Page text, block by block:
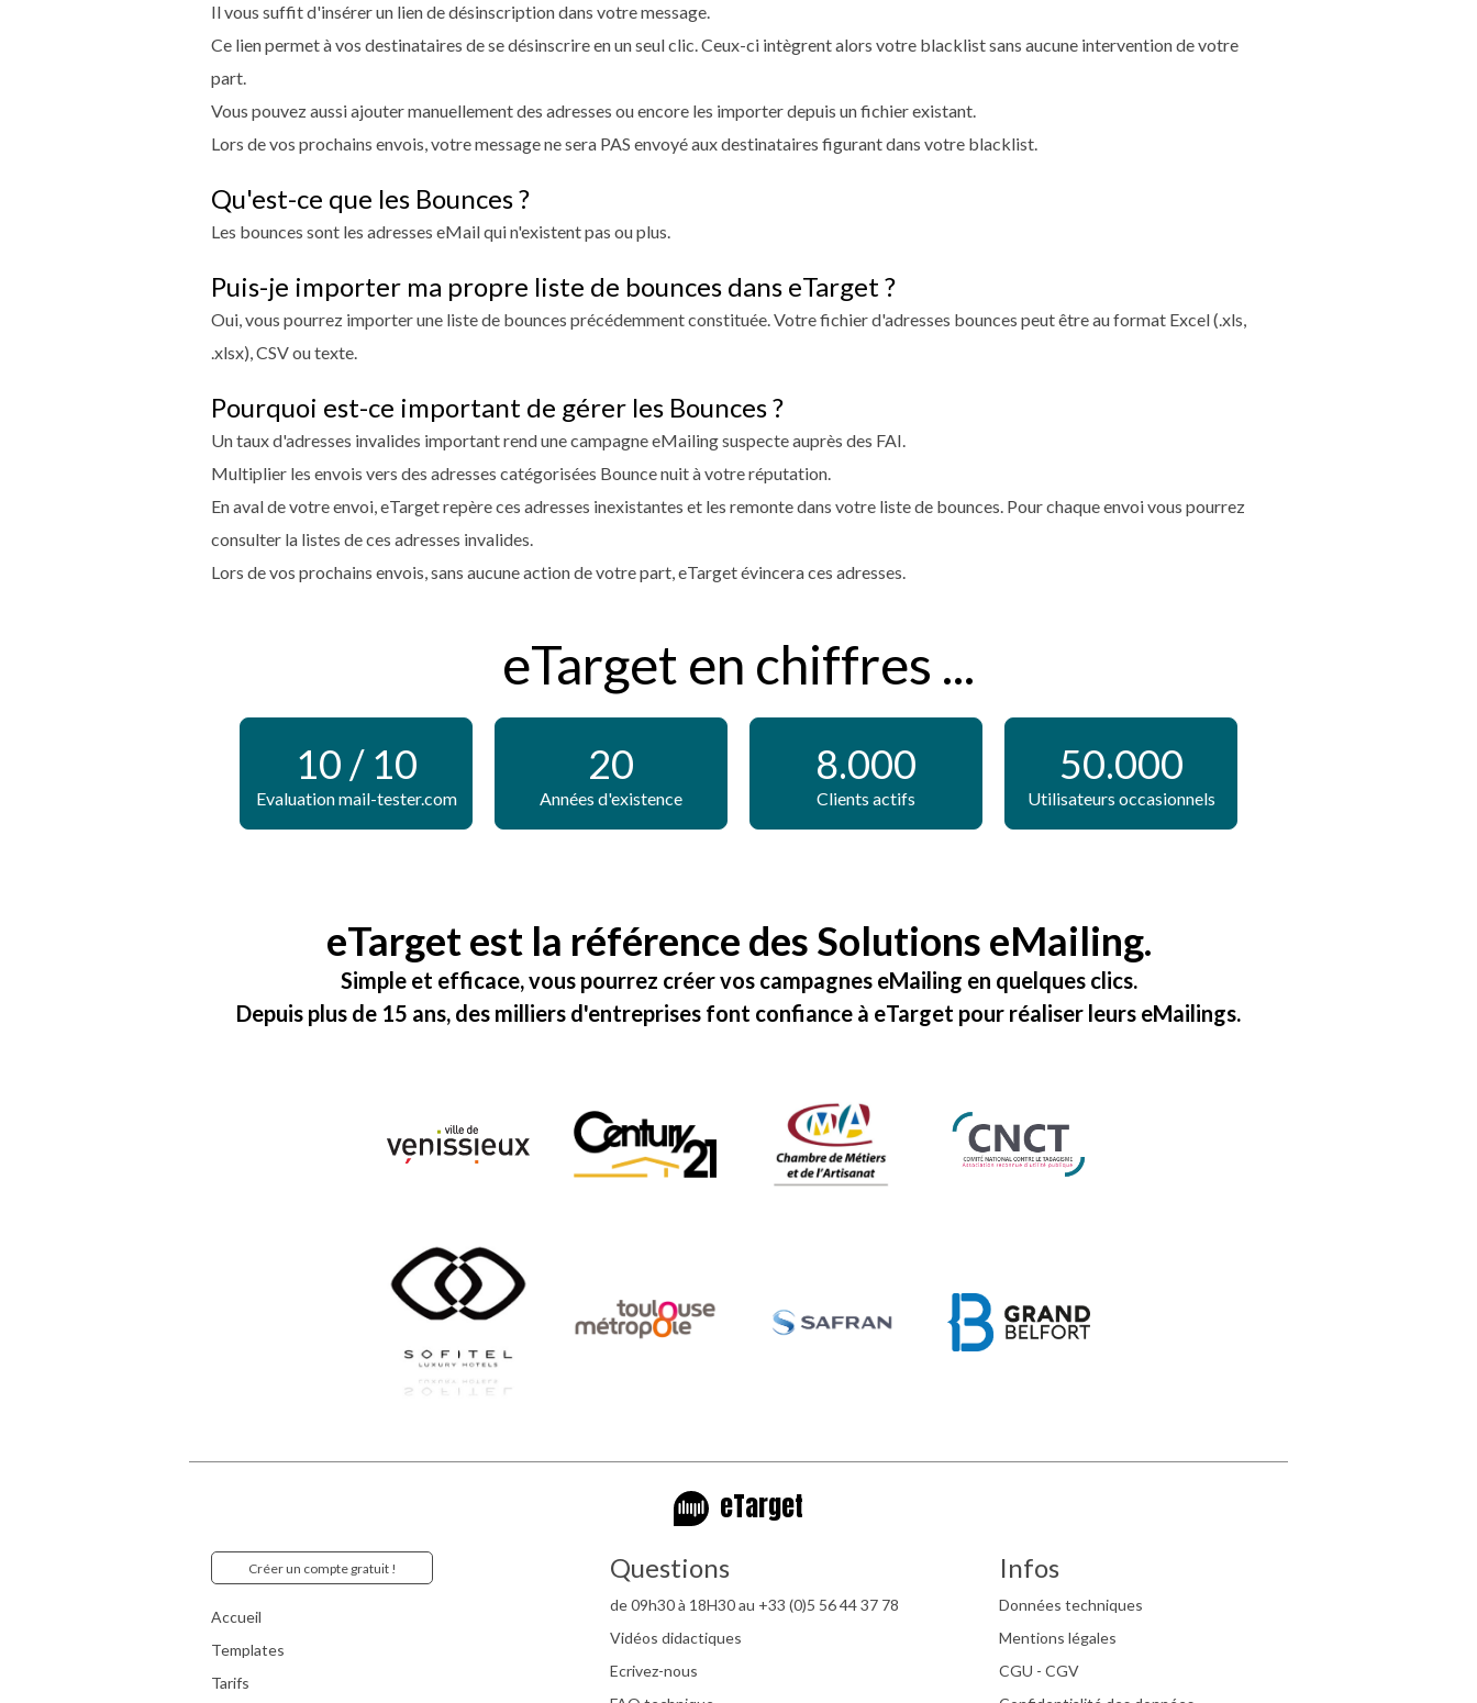
Il vous suffit d'insérer un lien de désinscription dans votre message.
Ce lien permet à vos destinataires de se désinscrire en un seul clic. Ceux-ci intègrent alors votre blacklist sans aucune intervention de votre
part.
Vous pouvez aussi ajouter manuellement des adresses ou encore les importer depuis un fichier existant.
Lors de vos prochains envois, votre message ne sera PAS envoyé aux destinataires figurant dans votre blacklist.
Qu'est-ce que les Bounces ?
Les bounces sont les adresses eMail qui n'existent pas ou plus.
Puis-je importer ma propre liste de bounces dans eTarget ?
Oui, vous pourrez importer une liste de bounces précédemment constituée. Votre fichier d'adresses bounces peut être au format Excel (.xls,
.xlsx), CSV ou texte.
Pourquoi est-ce important de gérer les Bounces ?
Un taux d'adresses invalides important rend une campagne eMailing suspecte auprès des FAI.
Multiplier les envois vers des adresses catégorisées Bounce nuit à votre réputation.
En aval de votre envoi, eTarget repère ces adresses inexistantes et les remonte dans votre liste de bounces. Pour chaque envoi vous pourrez
consulter la listes de ces adresses invalides.
Lors de vos prochains envois, sans aucune action de votre part, eTarget évincera ces adresses.
eTarget en chiffres ...
10 / 10
Evaluation mail-tester.com
20
Années d'existence
8.000
Clients actifs
50.000
Utilisateurs occasionnels
eTarget est la référence des Solutions eMailing.
Simple et efficace, vous pourrez créer vos campagnes eMailing en quelques clics.
Depuis plus de 15 ans, des milliers d'entreprises font confiance à eTarget pour réaliser leurs eMailings.
eTarget
Créer un compte gratuit !
Accueil
Templates
Tarifs
Questions
de 09h30 à 18H30 au +33 (0)5 56 44 37 78
Vidéos didactiques
Ecrivez-nous
Infos
Données techniques
Mentions légales
CGU - CGV